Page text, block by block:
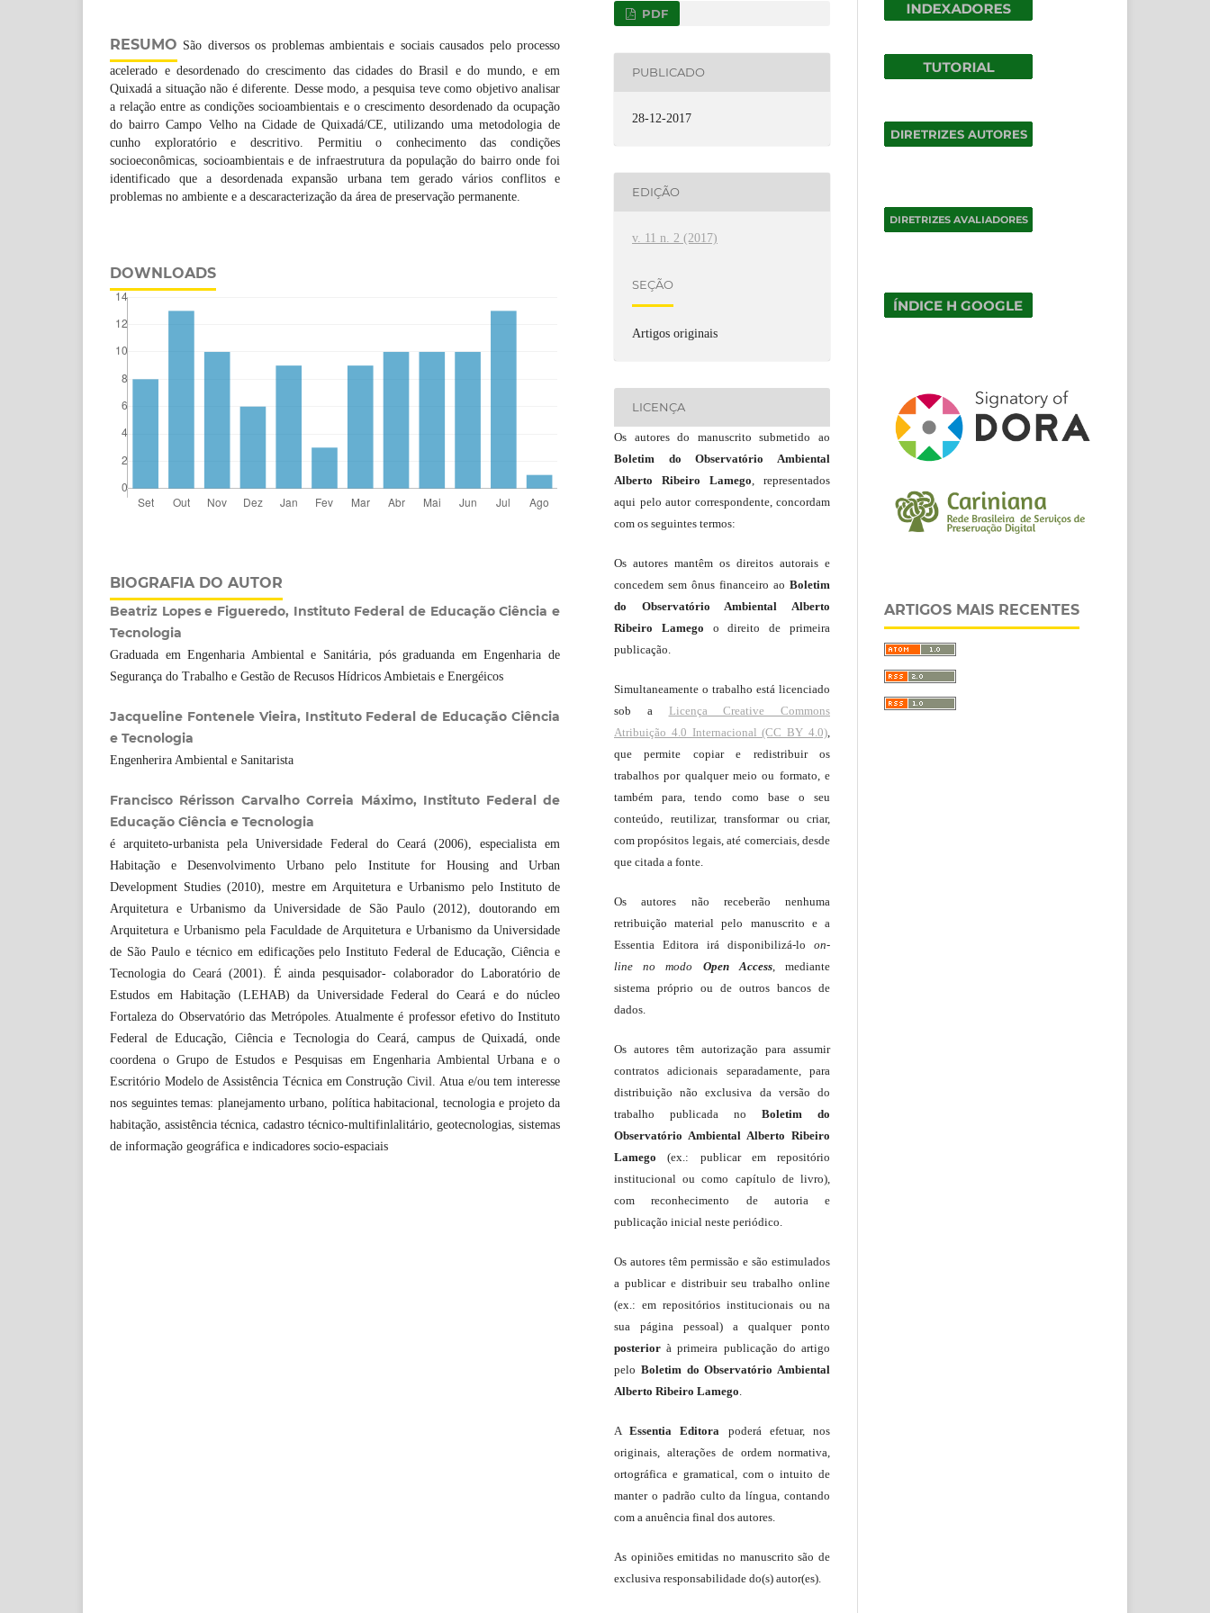
RESUMO São diversos os problemas ambientais e sociais causados pelo processo
acelerado e desordenado do crescimento das cidades do Brasil e do mundo, e em
Quixadá a situação não é diferente. Desse modo, a pesquisa teve como objetivo analisar
a relação entre as condições socioambientais e o crescimento desordenado da ocupação
do bairro Campo Velho na Cidade de Quixadá/CE, utilizando uma metodologia de
cunho exploratório e descritivo. Permitiu o conhecimento das condições
socioeconômicas, socioambientais e de infraestrutura da população do bairro onde foi
identificado que a desordenada expansão urbana tem gerado vários conflitos e
problemas no ambiente e a descaracterização da área de preservação permanente.
DOWNLOADS
BIOGRAFIA DO AUTOR
Beatriz Lopes e Figueredo, Instituto Federal de Educação Ciência e
Tecnologia
Graduada em Engenharia Ambiental e Sanitária, pós graduanda em Engenharia de
Segurança do Trabalho e Gestão de Recusos Hídricos Ambietais e Energéicos
Jacqueline Fontenele Vieira, Instituto Federal de Educação Ciência
e Tecnologia
Engenherira Ambiental e Sanitarista
Francisco Rérisson Carvalho Correia Máximo, Instituto Federal de
Educação Ciência e Tecnologia
é arquiteto-urbanista pela Universidade Federal do Ceará (2006), especialista em
Habitação e Desenvolvimento Urbano pelo Institute for Housing and Urban
Development Studies (2010), mestre em Arquitetura e Urbanismo pelo Instituto de
Arquitetura e Urbanismo da Universidade de São Paulo (2012), doutorando em
Arquitetura e Urbanismo pela Faculdade de Arquitetura e Urbanismo da Universidade
de São Paulo e técnico em edificações pelo Instituto Federal de Educação, Ciência e
Tecnologia do Ceará (2001). É ainda pesquisador- colaborador do Laboratório de
Estudos em Habitação (LEHAB) da Universidade Federal do Ceará e do núcleo
Fortaleza do Observatório das Metrópoles. Atualmente é professor efetivo do Instituto
Federal de Educação, Ciência e Tecnologia do Ceará, campus de Quixadá, onde
coordena o Grupo de Estudos e Pesquisas em Engenharia Ambiental Urbana e o
Escritório Modelo de Assistência Técnica em Construção Civil. Atua e/ou tem interesse
nos seguintes temas: planejamento urbano, política habitacional, tecnologia e projeto da
habitação, assistência técnica, cadastro técnico-multifinlalitário, geotecnologias, sistemas
de informação geográfica e indicadores socio-espaciais
PDF
PUBLICADO
28-12-2017
EDIÇÃO
v. 11 n. 2 (2017)
SEÇÃO
Artigos originais
LICENÇA
Os autores do manuscrito submetido ao
Boletim do Observatório Ambiental
Alberto Ribeiro Lamego , representados
aqui pelo autor correspondente, concordam
com os seguintes termos:
Os autores mantêm os direitos autorais e
concedem sem ônus financeiro ao Boletim
do Observatório Ambiental Alberto
Ribeiro Lamego o direito de primeira
publicação.
Simultaneamente o trabalho está licenciado
sob a Licença Creative Commons
Atribuição 4.0 Internacional (CC BY 4.0)
que permite copiar e redistribuir os
trabalhos por qualquer meio ou formato, e
também para, tendo como base o seu
conteúdo, reutilizar, transformar ou criar,
com propósitos legais, até comerciais, desde
que citada a fonte.
Os autores não receberão nenhuma
retribuição material pelo manuscrito e a
Essentia Editora irá disponibilizá-lo on-
line
no modo Open Access, mediante
sistema próprio ou de outros bancos de
dados.
Os autores têm autorização para assumir
contratos adicionais separadamente, para
distribuição não exclusiva da versão do
trabalho publicada no Boletim do
Observatório Ambiental Alberto Ribeiro
Lamego (ex.: publicar em repositório
institucional ou como capítulo de livro),
com reconhecimento de autoria e
publicação inicial neste periódico.
Os autores têm permissão e são estimulados
a publicar e distribuir seu trabalho online
(ex.: em repositórios institucionais ou na
sua página pessoal) a qualquer ponto
posterior à primeira publicação do artigo
pelo Boletim do Observatório Ambiental
Alberto Ribeiro Lamego
AEssentia Editora poderá efetuar, nos
originais, alterações de ordem normativa,
ortográfica e gramatical, com o intuito de
manter o padrão culto da língua, contando
com a anuência final dos autores.
As opiniões emitidas no manuscrito são de
exclusiva responsabilidade do(s) autor(es).
ARTIGOS MAIS RECENTES